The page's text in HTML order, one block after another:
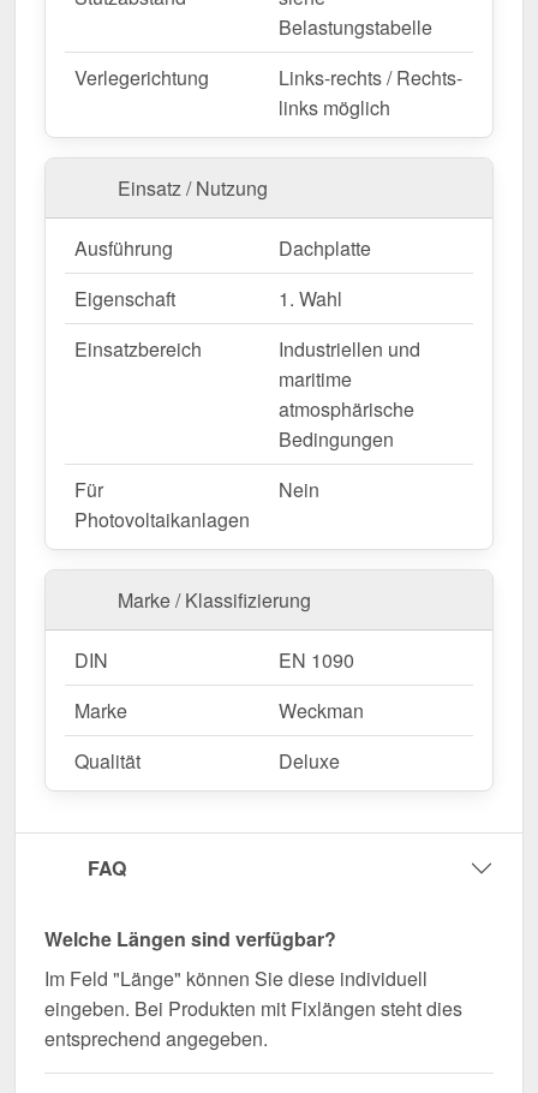
Wegen Sonderanfertigung vom Widerruf ausgeschlossen
Belastungstabelle
Verlegerichtung
Links-rechts / Rechts-
links möglich
Einsatz / Nutzung
Ausführung
Dachplatte
Eigenschaft
1. Wahl
Einsatzbereich
Industriellen und
maritime
atmosphärische
Bedingungen
Für
Photovoltaikanlagen
Nein
Marke / Klassifizierung
DIN
EN 1090
Marke
Weckman
Qualität
Deluxe
FAQ
Welche Längen sind verfügbar?
Im Feld "Länge" können Sie diese individuell
eingeben. Bei Produkten mit Fixlängen steht dies
entsprechend angegeben.